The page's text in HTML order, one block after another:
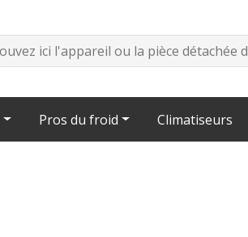
Pros du froid Climatiseurs